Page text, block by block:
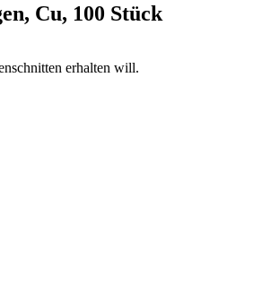
Cu, 100 Stück
erhalten will.